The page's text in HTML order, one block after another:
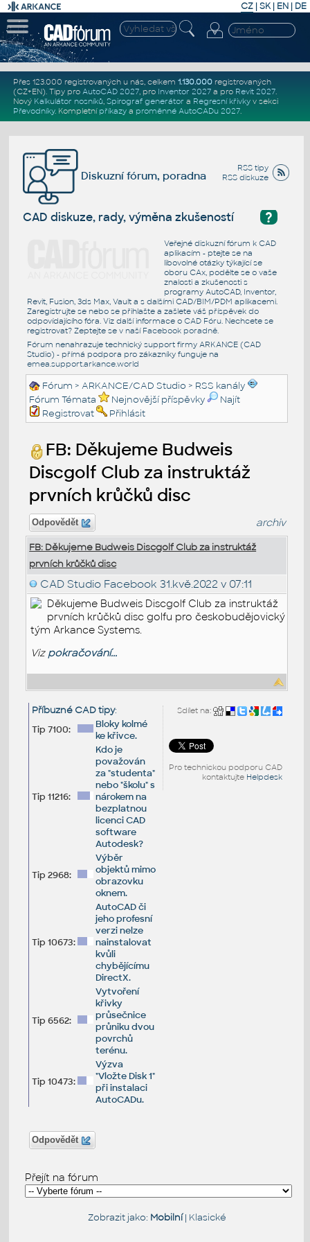
CZ | SK| EN | DE
Přes 123.000 registrovaných u nás, celkem 1.130.000registrovaných
(CZ+EN). Tipy pro AutoCAD 2027, pro Inventor 2027a pro Revit 2027.
Nový Kalkulátor nosníků, Spirograf generátor a Regresní křivkyv sekci
Převodníky. Kompletní příkazya proměnné AutoCADu 2027.
RSS tipy
RSS diskuze
Diskuzní fórum, poradna
?
CAD diskuze, rady, výměna zkušeností
Veřejné diskuzní fórum k CAD
aplikacím - ptejte se na
libovolné otázky týkající se
oboru CAx, podělte se o vaše
znalosti a zkušenosti s
programy AutoCAD, Inventor,
Revit, Fusion, 3ds Max, Vault a s dalšími CAD/BIM/PDM aplikacemi.
Zaregistrujte se nebo se přihlašte a zašlete váš příspěvek do
odpovídajícího fóra. Viz další informace o CAD Fóru. Nechcete se
registrovat? Zeptejte se v naší Facebook poradně.
Fórum nenahrazuje technický support firmy ARKANCE (CAD
Studio) - přímá podpora pro zákazníky funguje na
emea.support.arkance.world
Fórum >ARKANCE/CAD Studio > RSS kanály
Fórum Témata
Nejnovější příspěvky
Najít
Registrovat
Přihlásit
FB: Děkujeme Budweis
Discgolf Club za instruktáž
prvních krůčků disc
Odpovědět archiv
FB: Děkujeme Budweis Discgolf Club za instruktáž
prvních krůčků disc
CAD Studio Facebook 31.kvě.2022 v 07:11
Děkujeme Budweis Discgolf Club za instruktáž
prvních krůčků disc golfu pro českobudějovický
tým Arkance Systems.
Viz pokračování...
Sdílet na:
Pro technickou podporu CAD
kontaktujte Helpdesk
Příbuzné CAD tipy:
Tip 7100:
Bloky kolmé
ke křivce.
Tip 11216:
Kdo je
považován
za "studenta"
nebo "školu" s
nárokem na
bezplatnou
licenci CAD
software
Autodesk?
Tip 2968:
Výběr
objektů mimo
obrazovku
oknem.
Tip 10673:
AutoCAD či
jeho profesní
verzi nelze
nainstalovat
kvůli
chybějícímu
DirectX.
Tip 6562:
Vytvoření
křivky
průsečnice
průniku dvou
povrchů
terénu.
Tip 10473:
Výzva
"Vložte Disk 1"
při instalaci
AutoCADu.
Odpovědět
Přejít na fórum
Zobrazit jako: Mobilní| Klasické